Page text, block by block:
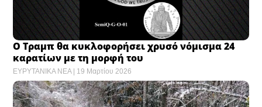
Ο Τραμπ θα κυκλοφορήσει χρυσό νόμισμα 24
καρατίων με τη μορφή του
ΕΥΡΥΤΑΝΙΚΑ ΝΕΑ 19 Μαρτίου 2026